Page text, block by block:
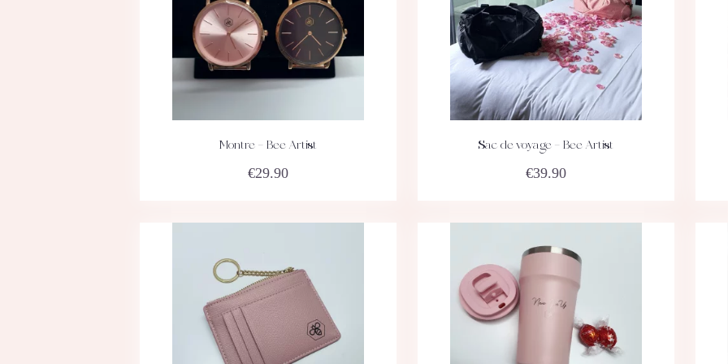
ACHETEZ DÉTAILS
Montre – Bee Artist
€29.90
ACHETEZ DÉTAILS
Sac de voyage – Bee Artist
€39.90